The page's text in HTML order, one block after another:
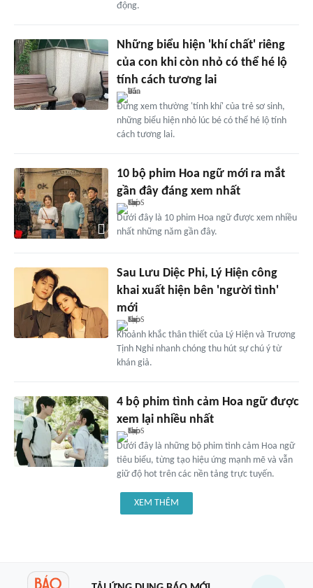
động.
Những biểu hiện 'khí chất' riêng
của con khi còn nhỏ có thể hé lộ
tính cách tương lai
Đừng xem thường 'tính khí' của trẻ sơ sinh,
những biểu hiện nhỏ lúc bé có thể hé lộ tính
cách tương lai.
10 bộ phim Hoa ngữ mới ra mắt
gần đây đáng xem nhất
Dưới đây là 10 phim Hoa ngữ được xem nhiều
nhất những năm gần đây.
Sau Lưu Diệc Phi, Lý Hiện công
khai xuất hiện bên 'người tình'
mới
Khoảnh khắc thân thiết của Lý Hiện và Trương
Tịnh Nghi nhanh chóng thu hút sự chú ý từ
khán giả.
4 bộ phim tình cảm Hoa ngữ được
xem lại nhiều nhất
Dưới đây là những bộ phim tình cảm Hoa ngữ
tiêu biểu, từng tạo hiệu ứng mạnh mẽ và vẫn
giữ độ hot trên các nền tảng trực tuyến.
XEM THÊM